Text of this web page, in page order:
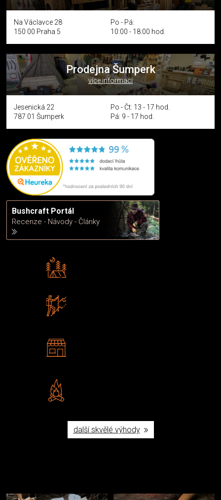
Na Václavce 28
150 00 Praha 5
Po - Pá:
10:00 - 18:00 hod.
Prodejna Šumperk
více informací
Jesenická 22
787 01 Šumperk
Po - Čt: 13 - 17 hod.
Pá: 9 - 17 hod.
Bushcraft Portál
Recenze - Návody - Články
další skvělé výhody